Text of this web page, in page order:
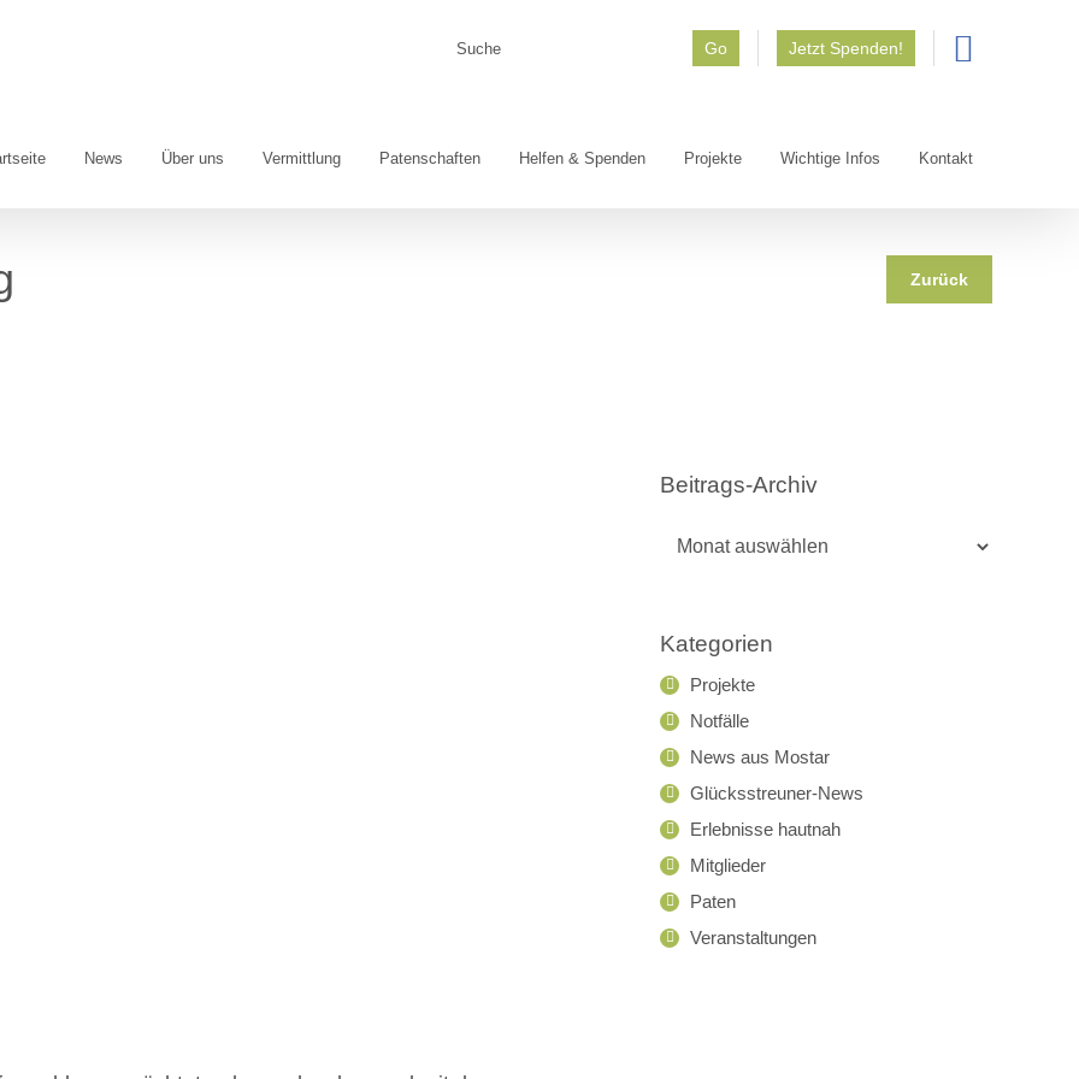
Go Jetzt Spenden!
News Über uns Vermittlung Patenschaften Helfen & Spenden Projekte Wichtige Infos Kontakt
Zurück
Beitrags-Archiv
Kategorien
Projekte
Notfälle
News aus Mostar
Glücksstreuner-News
Erlebnisse hautnah
Mitglieder
Paten
Veranstaltungen